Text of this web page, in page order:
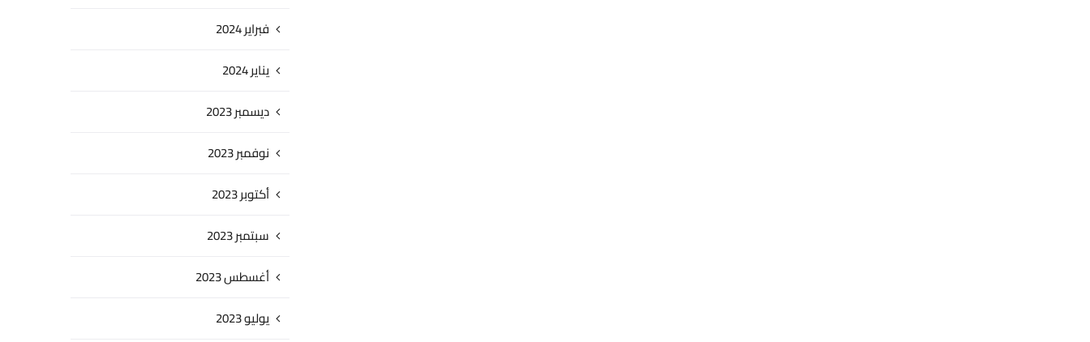
فبراير 2024
يناير 2024
ديسمبر 2023
نوفمبر 2023
أكتوبر 2023
سبتمبر 2023
أغسطس 2023
يوليو 2023